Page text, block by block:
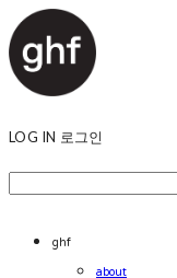
LOG IN 로그인
ghf